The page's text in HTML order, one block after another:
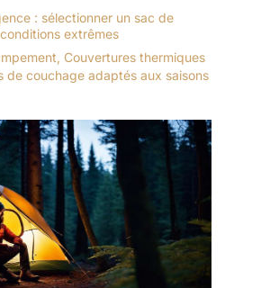
: sélectionner un sac de
extrêmes
, Couvertures thermiques
de couchage adaptés aux saisons